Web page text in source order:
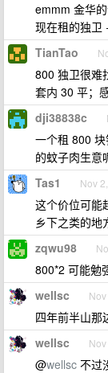
emmm 金华
现在租的独卫
TianTao
800 独卫很难
套内 30 平；
dji38838c
一个租 800
的蚊子肉生意
Tas1 Nov
这个价位可能
乡下之类的地
zqwu98
800*2 可能勉
wellsc
四年前半山那
wellsc
@wellsc 不过